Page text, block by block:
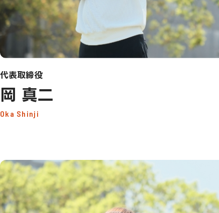
代表取締役
岡 真二
Oka Shinji